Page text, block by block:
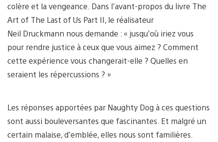
colère et la vengeance. Dans l’avant-propos du livre The
Art of The Last of Us Part II, le réalisateur
Neil Druckmann nous demande : « jusqu’où iriez vous
pour rendre justice à ceux que vous aimez ? Comment
cette expérience vous changerait-elle ? Quelles en
seraient les répercussions ? »
Les réponses apportées par Naughty Dog à ces questions
sont aussi bouleversantes que fascinantes. Et malgré un
certain malaise, d’emblée, elles nous sont familières.